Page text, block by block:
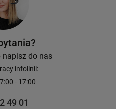
do nas
infolinii:
- 17:00
49 01